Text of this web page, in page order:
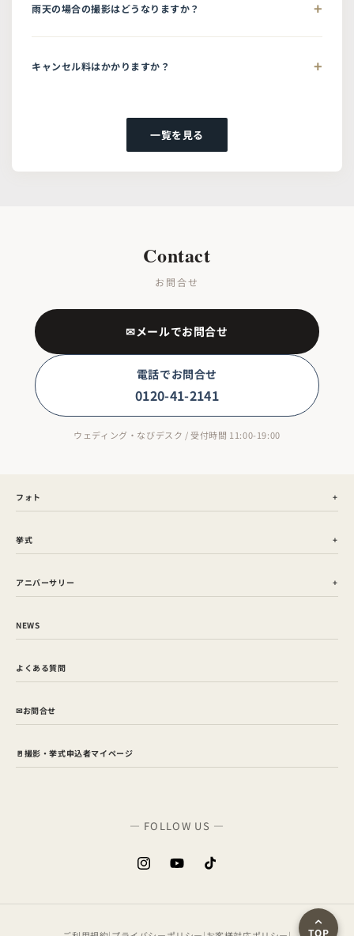
TOP
雨天の場合の撮影はどうなりますか？
キャンセル料はかかりますか？
一覧を見る
Contact
お問合せ
✉メールでお問合せ
電話でお問合せ
0120-41-2141
ウェディング・なびデスク / 受付時間 11:00-19:00
フォト
挙式
アニバーサリー
NEWS
よくある質問
✉お問合せ
🚪撮影・挙式申込者マイページ
— FOLLOW US —
InstagramYouTubeTikTok